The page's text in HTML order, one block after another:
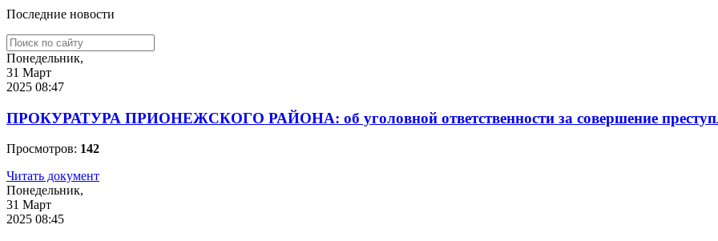
Последние новости
Понедельник,
31 Март
2025 08:47
ПРОКУРАТУРА ПРИОНЕЖСКОГО РАЙОНА: об уголовной ответственности за совершение
Просмотров: 142
Читать документ
Понедельник,
31 Март
2025 08:45